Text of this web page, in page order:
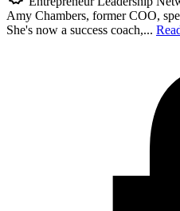
Amy Chambers, former COO,
She's now a success coach,...